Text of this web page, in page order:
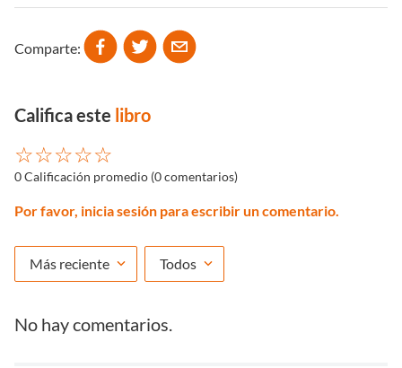
Comparte
Califica este libro
☆☆☆☆☆
0 Calificación promedio (0 comentarios)
Por favor, inicia sesión para escribir un comentario.
Más reciente Todos
No hay comentarios.